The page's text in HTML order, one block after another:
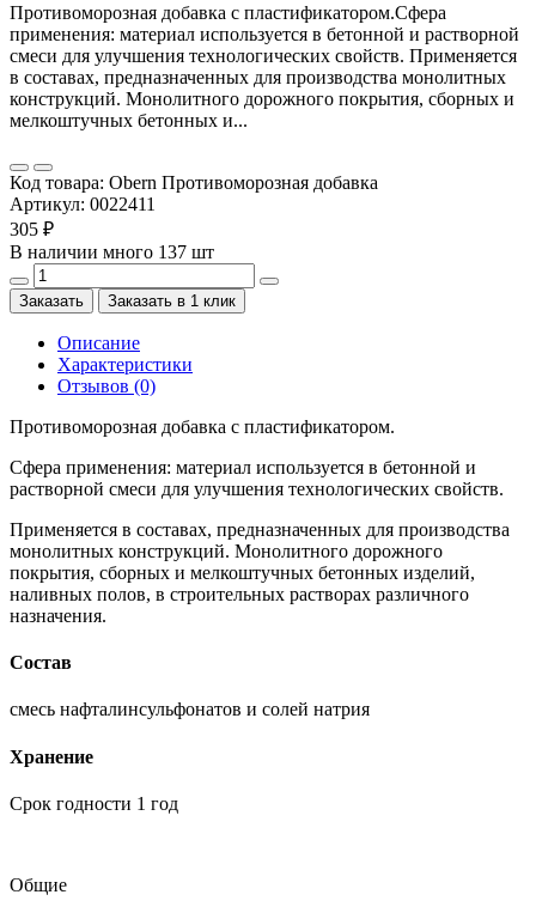
Противоморозная добавка с пластификатором.Сфера
применения: материал используется в бетонной и растворной
смеси для улучшения технологических свойств. Применяется
в составах, предназначенных для производства монолитных
конструкций. Монолитного дорожного покрытия, сборных и
мелкоштучных бетонных и...
Код товара: Obern Противоморозная добавка
Артикул: 0022411
305 ₽
В наличии много 137 шт
Заказать Заказать в 1 клик
Описание
Характеристики
Отзывов (0)
Противоморозная добавка с пластификатором.
Сфера применения: материал используется в бетонной и
растворной смеси для улучшения технологических свойств.
Применяется в составах, предназначенных для производства
монолитных конструкций. Монолитного дорожного
покрытия, сборных и мелкоштучных бетонных изделий,
наливных полов, в строительных растворах различного
назначения.
Состав
смесь нафталинсульфонатов и солей натрия
Хранение
Срок годности 1 год
Общие